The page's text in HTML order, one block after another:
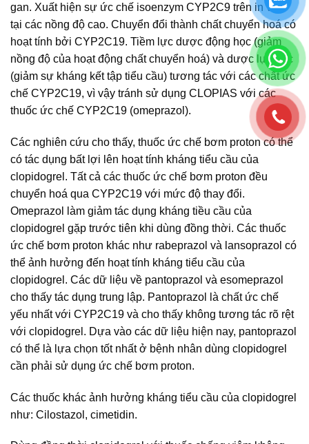
gan. Xuất hiện sự ức chế isoenzym CYP2C9 trên in vitro
tại các nồng độ cao. Chuyển đổi thành chất chuyển hoá có
hoạt tính bởi CYP2C19. Tiềm lực dược động học (giảm
nồng độ của hoạt động chất chuyển hoá) và dược lực học
(giảm sự kháng kết tập tiểu cầu) tương tác với các chất ức
chế CYP2C19, vì vậy tránh sử dụng CLOPIAS với các
thuốc ức chế CYP2C19 (omeprazol).
Các nghiên cứu cho thấy, thuốc ức chế bơm proton có thể
có tác dụng bất lợi lên hoạt tính kháng tiểu cầu của
clopidogrel. Tất cả các thuốc ức chế bơm proton đều
chuyển hoá qua CYP2C19 với mức độ thay đổi.
Omeprazol làm giảm tác dụng kháng tiều cầu của
clopidogrel gặp trước tiên khi dùng đồng thời. Các thuốc
ức chế bơm proton khác như rabeprazol và lansoprazol có
thể ảnh hưởng đến hoạt tính kháng tiểu cầu của
clopidogrel. Các dữ liệu về pantoprazol và esomeprazol
cho thấy tác dụng trung lập. Pantoprazol là chất ức chế
yếu nhất với CYP2C19 và cho thấy không tương tác rõ rệt
với clopidogrel. Dựa vào các dữ liệu hiện nay, pantoprazol
có thể là lựa chọn tốt nhất ở bệnh nhân dùng clopidogrel
cần phải sử dụng ức chế bơm proton.
Các thuốc khác ảnh hưởng kháng tiểu cầu của clopidogrel
như: Cilostazol, cimetidin.